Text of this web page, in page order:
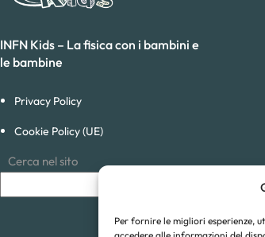
Per fornire le migliori esperienze,
INFN Kids – La fisica con i bambini e
le bambine
Privacy Policy
Cookie Policy (UE)
Cerca nel sito